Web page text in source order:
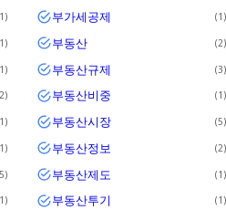
1 부가세공제 1
1 부동산 2
1 부동산규제 3
2 부동산비중 1
1 부동산시장 5
1 부동산정보 2
5 부동산제도 1
1 부동산투기 1